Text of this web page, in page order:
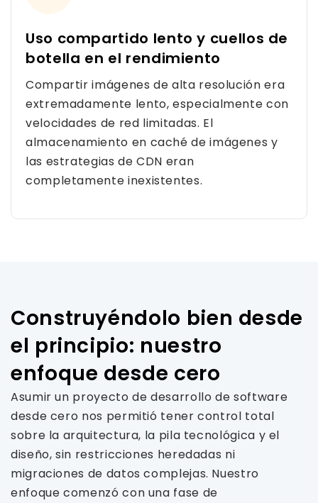
Uso compartido lento y cuellos de
botella en el rendimiento
Compartir imágenes de alta resolución era
extremadamente lento, especialmente con
velocidades de red limitadas. El
almacenamiento en caché de imágenes y
las estrategias de CDN eran
completamente inexistentes.
Construyéndolo bien desde
el principio: nuestro
enfoque desde cero
Asumir un proyecto de desarrollo de software
desde cero nos permitió tener control total
sobre la arquitectura, la pila tecnológica y el
diseño, sin restricciones heredadas ni
migraciones de datos complejas. Nuestro
enfoque comenzó con una fase de